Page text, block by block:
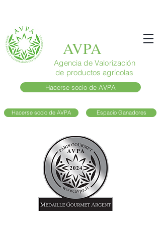
AVPA
Agencia de Valorización
de productos agrícolas
Hacerse socio de AVPA
Hacerse socio de AVPA Espacio Ganadores